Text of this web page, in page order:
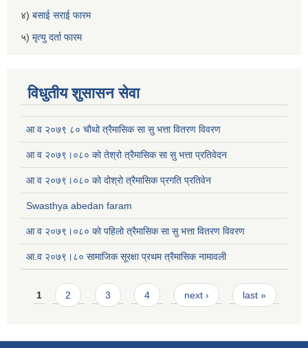
४) बसाई सराई फारम
५) मृत्यु दर्ता फारम
विधुतीय शुसासन सेवा
आ व २०७९ ८० चौथो त्रैमासिक सा सु भत्ता वितरण विवरण
आ व २०७९।०८० को तेश्रो त्रैमासिक सा सु भत्ता प्रतिवेदन
आ व २०७९।०८० को दोश्रो त्रैमासिक प्रगति प्रतिवेन
Swasthya abedan faram
आ व २०७९।०८० को पहिलो त्रैमासिक सा सु भत्ता वितरण विवरण
आ.व २०७९।८० सामाजिक सूरक्षा प्रथम त्रैमासिक नामावली
Pages
1 2 3 4 next › last »